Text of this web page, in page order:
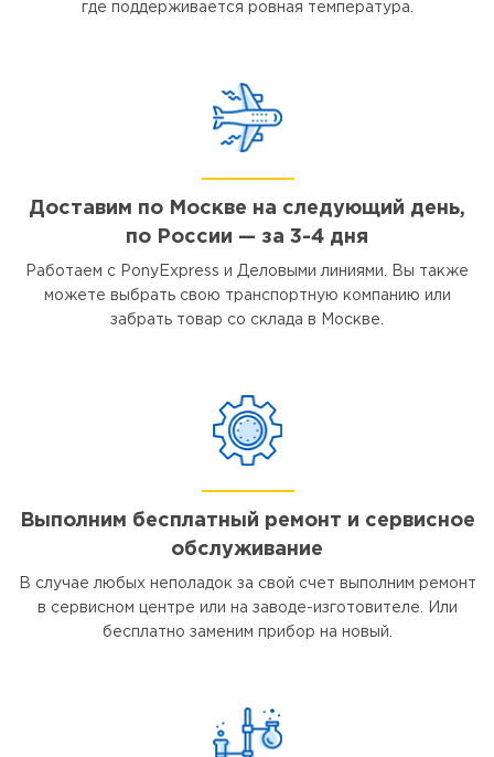
где поддерживается ровная температура.
Доставим по Москве на следующий день,
по России — за 3-4 дня
Работаем с PonyExpress и Деловыми линиями. Вы также
можете выбрать свою транспортную компанию или
забрать товар со склада в Москве.
Выполним бесплатный ремонт и сервисное
обслуживание
В случае любых неполадок за свой счет выполним ремонт
в сервисном центре или на заводе-изготовителе. Или
бесплатно заменим прибор на новый.